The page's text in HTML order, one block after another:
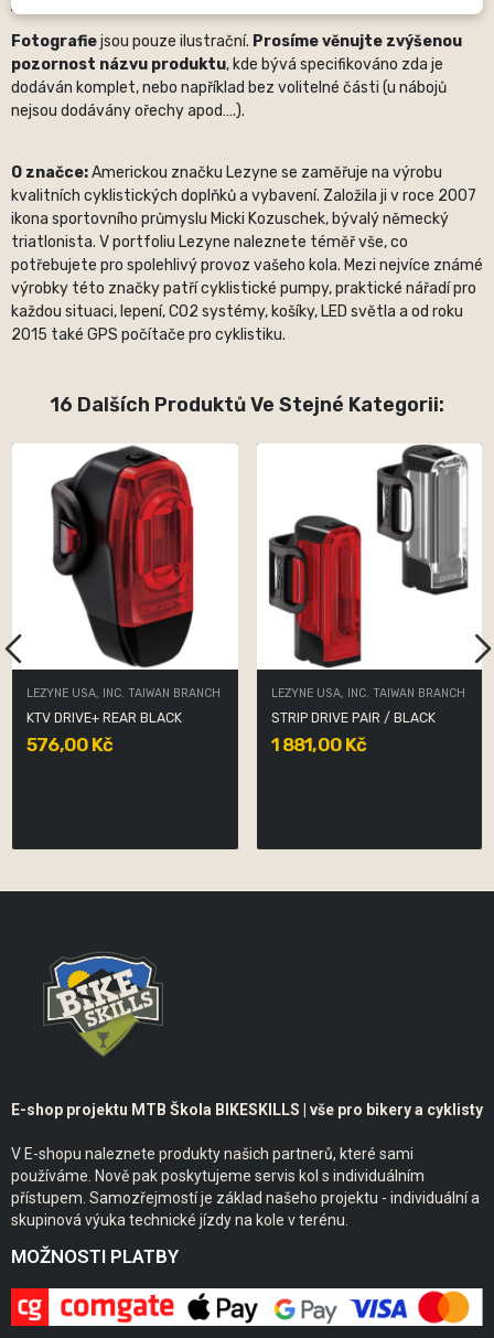
Fotografiejsou pouze ilustrační. Prosíme věnujte zvýšenou
pozornost názvu produktu, kde bývá specifikováno zda je
dodáván komplet, nebo například bez volitelné části (u nábojů
nejsou dodávány ořechy apod….).
O značce:Americkou značku Lezyne se zaměřuje na výrobu
kvalitních cyklistických doplňků a vybavení. Založila ji v roce 2007
ikona sportovního průmyslu Micki Kozuschek, bývalý německý
triatlonista. V portfoliu Lezyne naleznete téměř vše, co
potřebujete pro spolehlivý provoz vašeho kola. Mezi nejvíce známé
výrobky této značky patří cyklistické pumpy, praktické nářadí pro
každou situaci, lepení, CO2 systémy, košíky, LED světla a od roku
2015 také GPS počítače pro cyklistiku.
16 Dalších Produktů Ve Stejné Kategorii:
LEZYNE USA, INC. TAIWAN BRANCH
KTV DRIVE+ REAR BLACK
576,00 Kč
LEZYNE USA, INC. TAIWAN BRANCH
STRIP DRIVE PAIR / BLACK
1 881,00 Kč
E-shop projektu MTB Škola BIKESKILLS | vše pro bikery a cyklisty
V E-shopu naleznete produkty našich partnerů, které sami
používáme. Nově pak poskytujeme servis kol s individuálním
přístupem. Samozřejmostí je základ našeho projektu - individuální a
skupinová výuka technické jízdy na kole v terénu.
MOŽNOSTI PLATBY